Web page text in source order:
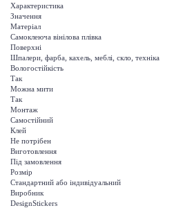
Характеристика
Значення
Матеріал
Самоклеюча вінілова плівка
Поверхні
Шпалери, фарба, кахель, меблі, скло, техніка
Вологостійкість
Так
Можна мити
Так
Монтаж
Самостійний
Клей
Не потрібен
Виготовлення
Під замовлення
Розмір
Стандартний або індивідуальний
Виробник
DesignStickers